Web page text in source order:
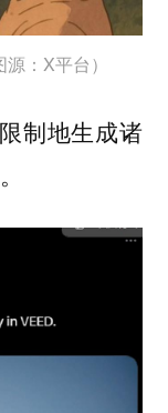
：X平台）
制地生成诸